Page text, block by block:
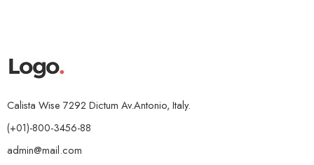
Calista Wise 7292 Dictum Av.Antonio, Italy.
(+01)-800-3456-88
admin@mail.com